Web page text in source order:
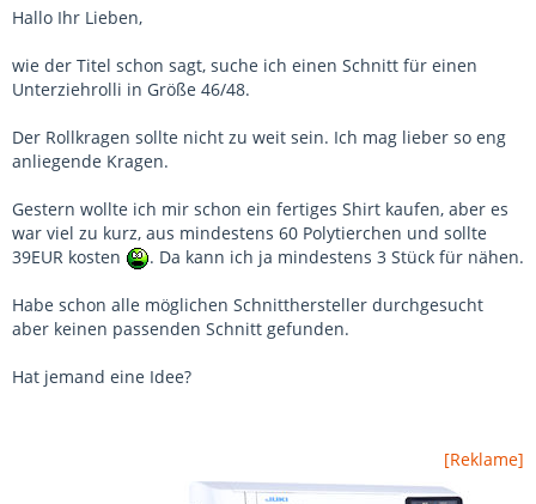
Hallo Ihr Lieben,
wie der Titel schon sagt, suche ich einen Schnitt für einen
Unterziehrolli in Größe 46/48.
Der Rollkragen sollte nicht zu weit sein. Ich mag lieber so eng
anliegende Kragen.
Gestern wollte ich mir schon ein fertiges Shirt kaufen, aber es
war viel zu kurz, aus mindestens 60 Polytierchen und sollte
39EUR kosten
. Da kann ich ja mindestens 3 Stück für nähen.
Habe schon alle möglichen Schnitthersteller durchgesucht
aber keinen passenden Schnitt gefunden.
Hat jemand eine Idee?
[Reklame]